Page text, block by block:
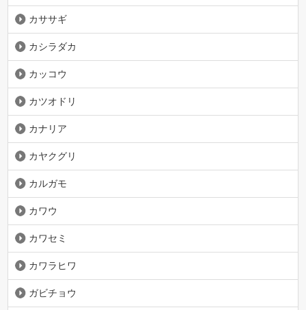
カササギ
カシラダカ
カッコウ
カツオドリ
カナリア
カヤクグリ
カルガモ
カワウ
カワセミ
カワラヒワ
ガビチョウ